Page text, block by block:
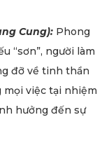
Cung): Phong
“sơn”, người làm
đỡ về tinh thần
việc tại nhiệm
hưởng đến sự